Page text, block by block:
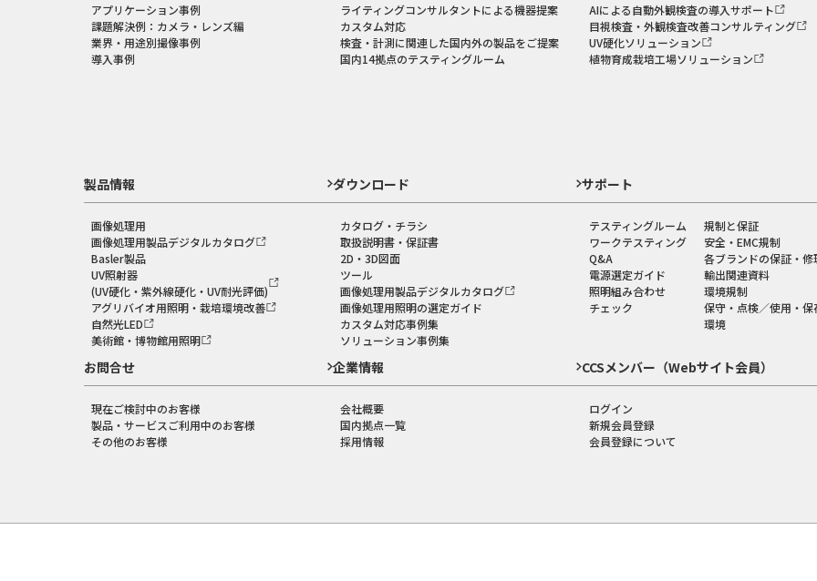
アプリケーション事例
課題解決例：カメラ・レンズ編
業界・用途別撮像事例
導入事例
ライティングコンサルタントによる機器提案
カスタム対応
検査・計測に関連した国内外の製品をご提案
国内14拠点のテスティングルーム
AIによる自動外観検査の導入サポート
目視検査・外観検査改善コンサルティング
UV硬化ソリューション
植物育成栽培工場ソリューション
製品情報
画像処理用
画像処理用製品デジタルカタログ
Basler製品
UV照射器
(UV硬化・紫外線硬化・UV耐光評価)
アグリバイオ用照明・栽培環境改善
自然光LED
美術館・博物館用照明
ダウンロード
カタログ・チラシ
取扱説明書・保証書
2D・3D図面
ツール
画像処理用製品デジタルカタログ
画像処理用照明の選定ガイド
カスタム対応事例集
ソリューション事例集
サポート
テスティングルーム
ワークテスティング
Q&A
電源選定ガイド
照明組み合わせ
チェック
規制と保証
安全・EMC規制
各ブランドの保証・修
輸出関連資料
環境規制
保守・点検／使用・保
環境
お問合せ
現在ご検討中のお客様
製品・サービスご利用中のお客様
その他のお客様
企業情報
会社概要
国内拠点一覧
採用情報
CCSメンバー（Webサイト会員）
ログイン
新規会員登録
会員登録について